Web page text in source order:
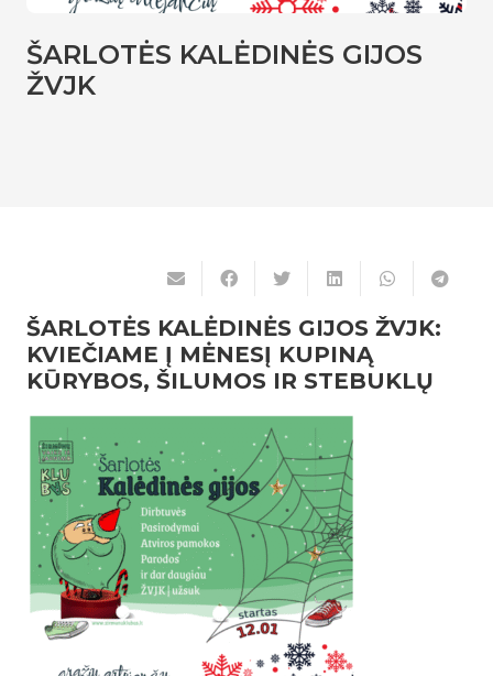
ŠARLOTĖS KALĖDINĖS GIJOS
ŽVJK
ŠARLOTĖS KALĖDINĖS GIJOS ŽVJK:
KVIEČIAME Į MĖNESĮ KUPINĄ
KŪRYBOS, ŠILUMOS IR STEBUKLŲ